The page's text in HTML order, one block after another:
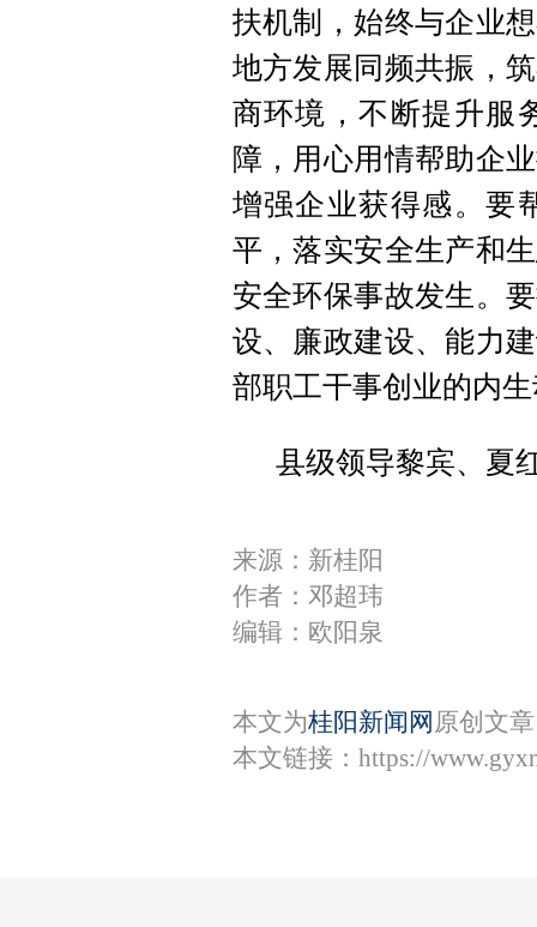
扶机制，始终与企业
地方发展同频共振，
商环境，不断提升服
障，用心用情帮助企
增强企业获得感。要
平，落实安全生产和
安全环保事故发生。
设、廉政建设、能力
部职工干事创业的内
县级领导黎宾、夏
来源：新桂阳
作者：邓超玮
编辑：欧阳泉
本文为桂阳新闻网 原创文
本文链接： https://